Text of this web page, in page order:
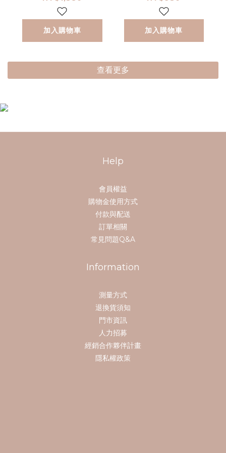
加入購物車 加入購物車
查看更多
Help
會員權益
購物金使用方式
付款與配送
訂單相關
常見問題Q&A
Information
測量方式
退換貨須知
門市資訊
人力招募
經銷合作夥伴計畫
隱私權政策